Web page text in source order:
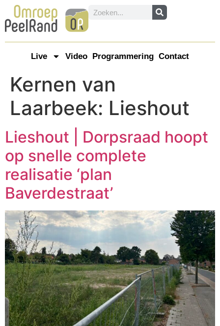
Live Video Programmering Contact
Kernen van
Laarbeek: Lieshout
Lieshout | Dorpsraad hoopt
op snelle complete
realisatie ‘plan
Baverdestraat’